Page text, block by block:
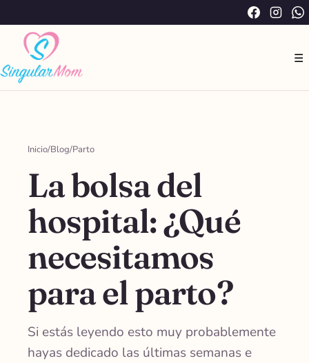
al
contenido
Facebook
☰
Inicio/Blog/Parto
La bolsa del
hospital: ¿Qué
necesitamos
para el parto?
Si estás leyendo esto muy probablemente
hayas dedicado las últimas semanas e